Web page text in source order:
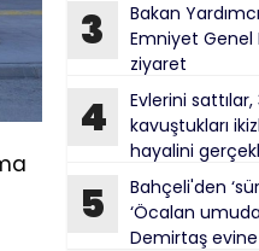
3
Bakan
Emniyet Genel
ziyaret
4
Evlerini sattılar,
kavuştukları
hayalini
5
Bahçeli'den
‘Öcalan
Demirtaş